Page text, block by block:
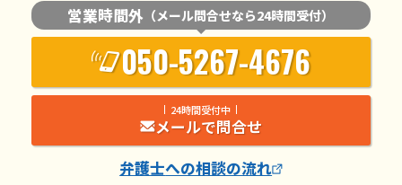
営業時間外 （メール問合せなら24時間受付）
050-5267-4676
24時間受付中
メールで問合せ
弁護士への相談の流れ